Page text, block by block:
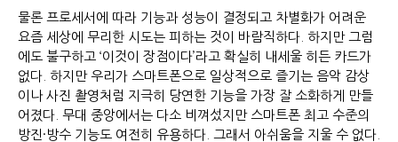
물론 프로세서에 따라 기능과 성능이 결정되고 차별화가 어려운
요즘 세상에 무리한 시도는 피하는 것이 바람직하다. 하지만 그럼
에도 불구하고 ‘이것이 장점이다’라고 확실히 내세울 히든 카드가
없다. 하지만 우리가 스마트폰으로 일상적으로 즐기는 음악 감상
이나 사진 촬영처럼 지극히 당연한 기능을 가장 잘 소화하게 만들
어졌다. 무대 중앙에서는 다소 비껴섰지만 스마트폰 최고 수준의
방진·방수 기능도 여전히 유용하다. 그래서 아쉬움을 지울 수 없다.